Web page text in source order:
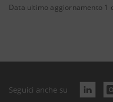
Data ultimo aggiornamento 1
Seguici anche su